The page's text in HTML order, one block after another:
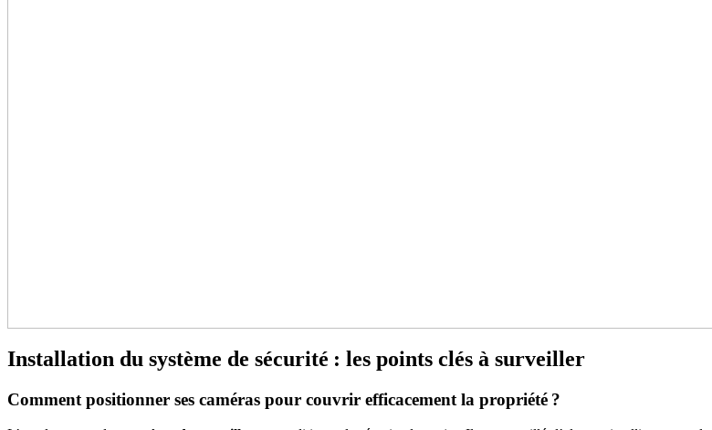
Installation du système de sécurité : les points clés à surveiller
Comment positionner ses caméras pour couvrir efficacement la propriété ?